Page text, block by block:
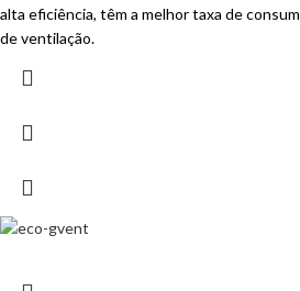
alta eficiência, têm a melhor taxa de
de ventilação.